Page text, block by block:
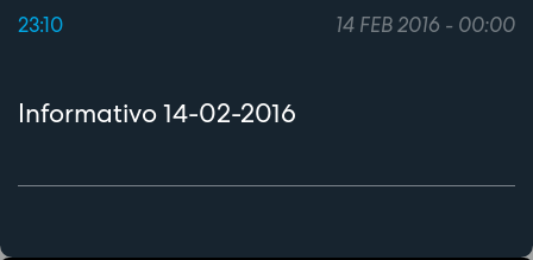
23:10 14 FEB 2016 - 00:00
Informativo 14-02-2016